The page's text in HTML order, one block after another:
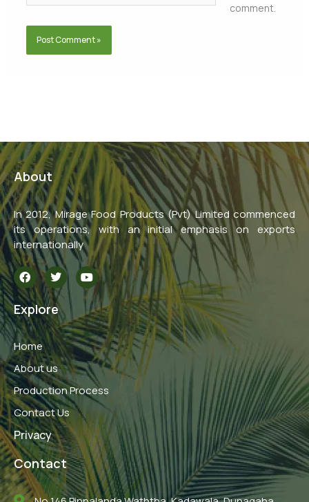
comment.
About
In 2012, Mirage Food Products (Pvt) Limited commenced
its operations, with an initial emphasis on exports
internationally
F
a
c
e
b
o
o
k
T
w
i
t
t
e
r
Y
o
u
t
u
b
e
Explore
Home
About us
Production Process
Contact Us
Privacy
Contact